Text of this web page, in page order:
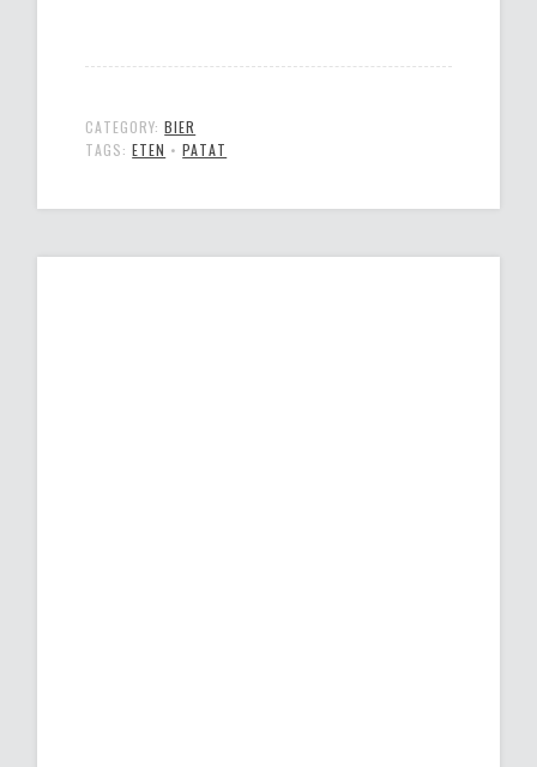
CATEGORY:BIER
TAGS:ETEN •PATAT